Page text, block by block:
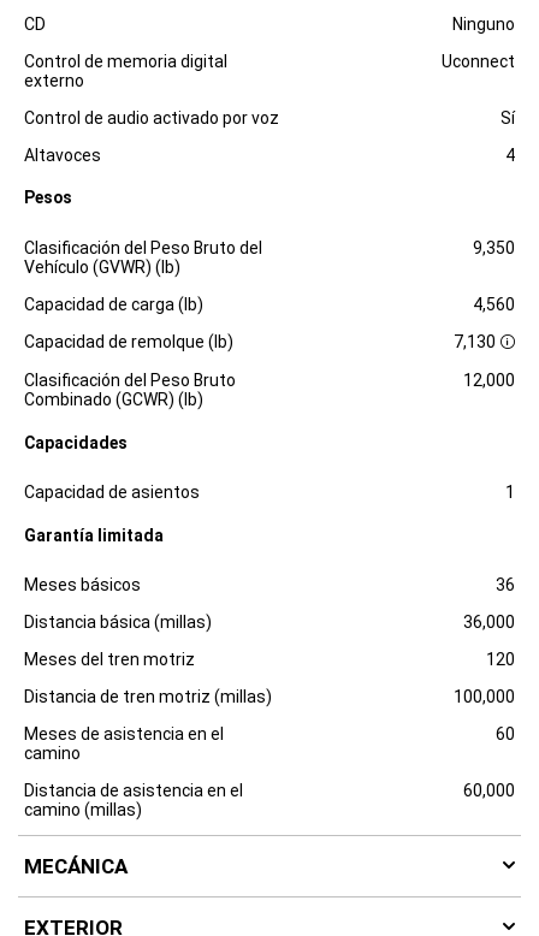
CD
Ninguno
Control de memoria digital
externo
Uconnect
Control de audio activado por voz
Sí
Altavoces
4
Pesos
Especificaciones Dimensiones
Clasificación del Peso Bruto del
Vehículo (GVWR) (lb)
9,350
Capacidad de carga (lb)
4,560
Capacidad de remolque (lb)
7,130 D
i
s
u
r
Clasificación del Peso Bruto
Combinado (GCWR) (lb)
12,000
Capacidades
Especificaciones Dimensiones
Capacidad de asientos 1
Garantía limitada
Especificaciones
Meses básicos
36
Distancia básica (millas)
36,000
Meses del tren motriz
120
Distancia de tren motriz (millas)
100,000
Meses de asistencia en el
camino
60
Distancia de asistencia en el
camino (millas)
60,000
MECÁNICA
EXTERIOR